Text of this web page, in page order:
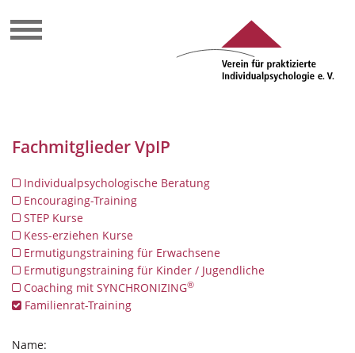
Fachmitglieder VpIP
Individualpsychologische Beratung
Encouraging-Training
STEP Kurse
Kess-erziehen Kurse
Ermutigungstraining für Erwachsene
Ermutigungstraining für Kinder / Jugendliche
Coaching mit SYNCHRONIZING®
Familienrat-Training
Name: